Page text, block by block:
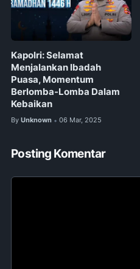
Kapolri: Selamat
Menjalankan Ibadah
Puasa, Momentum
Berlomba-Lomba Dalam
Kebaikan
By Unknown • 06 Mar, 2025
Posting Komentar